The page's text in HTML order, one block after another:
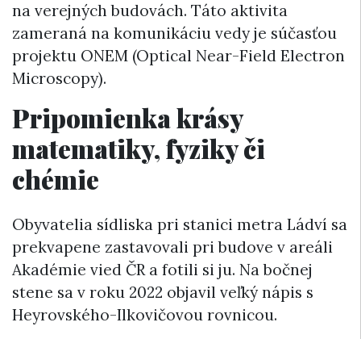
na verejných budovách. Táto aktivita
zameraná na komunikáciu vedy je súčasťou
projektu ONEM (Optical Near-Field Electron
Microscopy).
Pripomienka krásy
matematiky, fyziky či
chémie
Obyvatelia sídliska pri stanici metra Ládví sa
prekvapene zastavovali pri budove v areáli
Akadémie vied ČR a fotili si ju. Na bočnej
stene sa v roku 2022 objavil veľký nápis s
Heyrovského-Ilkovičovou rovnicou.